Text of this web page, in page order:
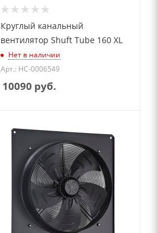
Круглый канальный
вентилятор Shuft Tube 160 XL
Нет в наличии
Арт.: НС-0006549
10090 руб.